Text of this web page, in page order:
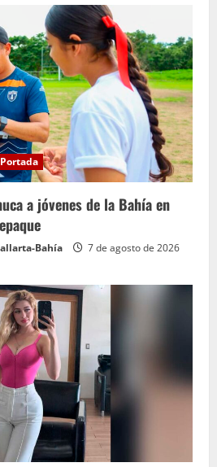
Portada
a jóvenes de la Bahía en
Bahía 7 de agosto de 2026